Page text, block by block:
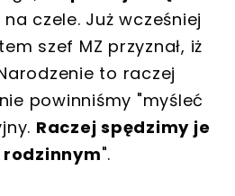
czele. Już wcześniej
szef MZ przyznał, iż
to raczej
powinniśmy "myśleć
Raczej spędzimy je
rodzinnym".